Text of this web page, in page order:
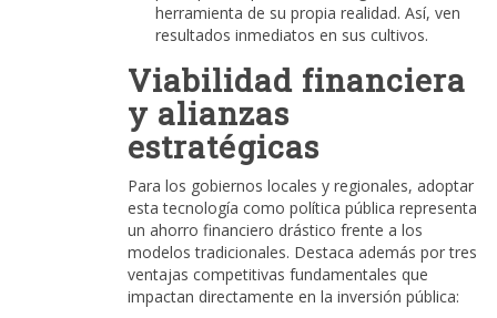
herramienta de su propia realidad. Así, ven
resultados inmediatos en sus cultivos.
Viabilidad financiera
y alianzas
estratégicas
Para los gobiernos locales y regionales, adoptar
esta tecnología como política pública representa
un ahorro financiero drástico frente a los
modelos tradicionales. Destaca además por tres
ventajas competitivas fundamentales que
impactan directamente en la inversión pública: